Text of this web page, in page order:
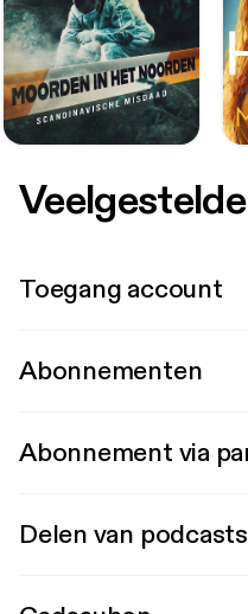
Toegang account
Abonnementen
Abonnement via
Delen van